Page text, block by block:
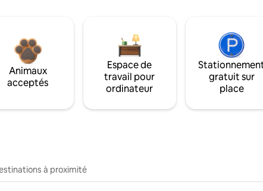
Animaux
acceptés
Espace de
travail pour
ordinateur
gratuit sur
place
à proximité